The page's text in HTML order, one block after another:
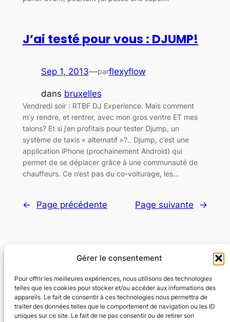
Gérer le consentement
Pour offrir les meilleures expériences, nous utilisons des technologies
telles que les cookies pour stocker et/ou accéder aux informations des
appareils. Le fait de consentir à ces technologies nous permettra de
traiter des données telles que le comportement de navigation ou les ID
uniques sur ce site. Le fait de ne pas consentir ou de retirer son
J’ai testé pour vous : DJUMP!
Sep 1, 2013—parflexyflow
dans bruxelles
Vendredi soir : RTBF DJ Experience. Mais comment
m’y rendre, et rentrer, avec mon gros ventre ET mes
talons? Et si j’en profitais pour tester Djump, un
système de taxis « alternatif »?.. Djump, c’est une
application iPhone (prochainement Android) qui
permet de se déplacer grâce à une communauté de
chauffeurs. Ce n’est pas du co-voiturage, les…
← Page précédente Page suivante →
Flexyflow · Community Management · Social
Ads · Content · Web
Community Management · Social Ads · Content · Web